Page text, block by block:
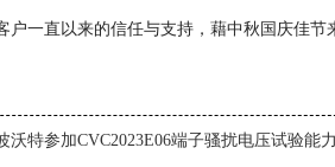
户一直以来的信任与支持，藉中秋国庆佳
沃特参加CVC2023E06端子骚扰电压试验能